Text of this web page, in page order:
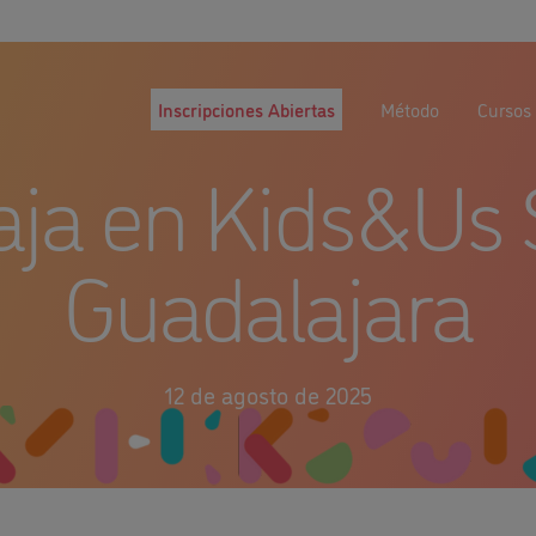
Inscripciones Abiertas Método
en Kids&Us
Guadalajara
12 de agosto de 2025